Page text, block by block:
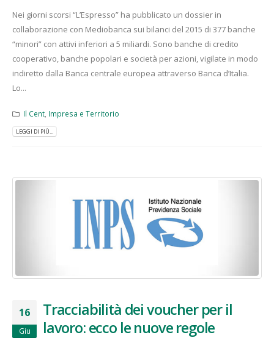
Nei giorni scorsi “L’Espresso” ha pubblicato un dossier in
collaborazione con Mediobanca sui bilanci del 2015 di 377 banche
“minori” con attivi inferiori a 5 miliardi. Sono banche di credito
cooperativo, banche popolari e società per azioni, vigilate in modo
indiretto dalla Banca centrale europea attraverso Banca d’Italia.
Lo...
Il Cent, Impresa e Territorio
LEGGI DI PIÙ...
16
Giu
Tracciabilità dei voucher per il
lavoro: ecco le nuove regole